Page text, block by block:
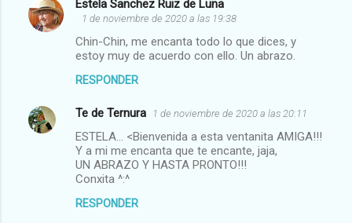
C
t
Estela Sanchez Ruiz de Luna
1 de noviembre de 2020 a las 19:38
Chin-Chin, me encanta todo lo que dices, y
estoy muy de acuerdo con ello. Un abrazo.
RESPONDER
Te de Ternura 1 de noviembre de 2020 a las 20:11
ESTELA... <Bienvenida a esta ventanita AMIGA!!!
Y a mi me encanta que te encante, jaja,
UN ABRAZO Y HASTA PRONTO!!!
Conxita ^:^
RESPONDER